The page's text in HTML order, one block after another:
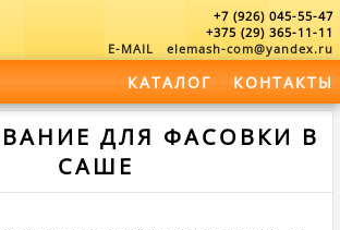
+7 (926) 045-55-47
+375 (29) 365-11-11
E-MAIL elemash-com@yandex.ru
КАТАЛОГ КОНТАКТЫ
ДЛЯ ФАСОВКИ В
САШЕ